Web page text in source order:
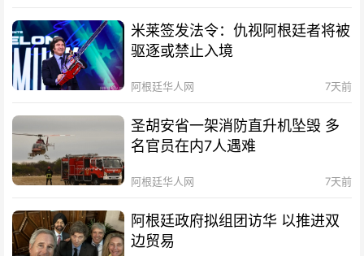
米莱签发法令：仇视阿根廷者将被
驱逐或禁止入境
阿根廷华人网 7天前
圣胡安省一架消防直升机坠毁 多
名官员在内7人遇难
阿根廷华人网 7天前
阿根廷政府拟组团访华 以推进双
边贸易